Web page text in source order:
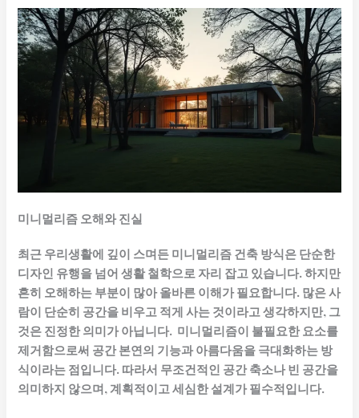
미니멀리즘 오해와 진실
최근 우리생활에 깊이 스며든 미니멀리즘 건축 방식은 단순한
디자인 유행을 넘어 생활 철학으로 자리 잡고 있습니다. 하지만
흔히 오해하는 부분이 많아 올바른 이해가 필요합니다. 많은 사
람이 단순히 공간을 비우고 적게 사는 것이라고 생각하지만, 그
것은 진정한 의미가 아닙니다. 미니멀리즘이 불필요한 요소를
제거함으로써 공간 본연의 기능과 아름다움을 극대화하는 방
식이라는 점입니다. 따라서 무조건적인 공간 축소나 빈 공간을
의미하지 않으며, 계획적이고 세심한 설계가 필수적입니다.